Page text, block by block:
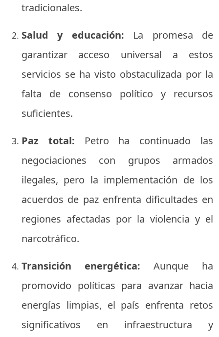
tradicionales.
Salud y educación: La promesa de
garantizar acceso universal a estos
servicios se ha visto obstaculizada por la
falta de consenso político y recursos
suficientes.
Paz total: Petro ha continuado las
negociaciones con grupos armados
ilegales, pero la implementación de los
acuerdos de paz enfrenta dificultades en
regiones afectadas por la violencia y el
narcotráfico.
Transición energética: Aunque ha
promovido políticas para avanzar hacia
energías limpias, el país enfrenta retos
significativos en infraestructura y